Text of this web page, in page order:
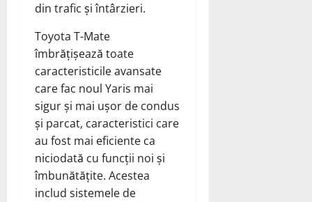
din trafic și întârzieri.
Toyota T-Mate
îmbrățișează toate
caracteristicile avansate
care fac noul Yaris mai
sigur și mai ușor de condus
și parcat, caracteristici care
au fost mai eficiente ca
niciodată cu funcții noi și
îmbunătățite. Acestea
includ sistemele de